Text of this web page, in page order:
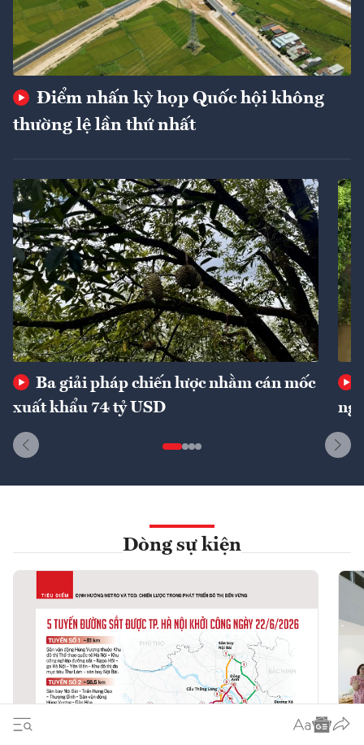
Điểm nhấn kỳ họp Quốc hội không
thường lệ lần thứ nhất
Ba giải pháp chiến lược nhằm cán mốc
xuất khẩu 74 tỷ USD
Dòng sự kiện